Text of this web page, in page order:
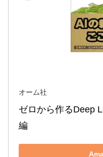
オーム社
ゼロから作るDeep
編